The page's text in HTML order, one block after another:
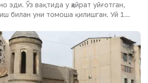
эди. Ўз вақтида у ҳайрат уйғотган,
билан уни томоша қилишган. Уй 1...